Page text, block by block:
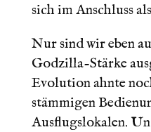
sich im Anschluss
Nur sind wir eben
Godzilla-Stärke
Evolution ahnte
stämmigen
Ausflugslokalen.